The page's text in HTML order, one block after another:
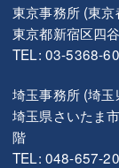
東京事務所 (東
東京都新宿区四
TEL: 03-5368-
埼玉事務所 (埼
埼玉県さいたま
階
TEL: 048-657-